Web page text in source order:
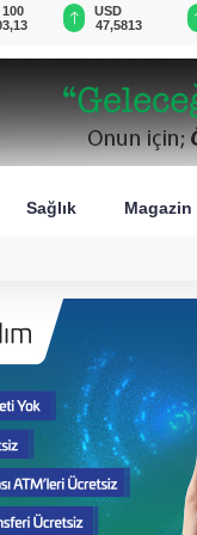
USD
47,5813
55,0521
Sağlık Magazin